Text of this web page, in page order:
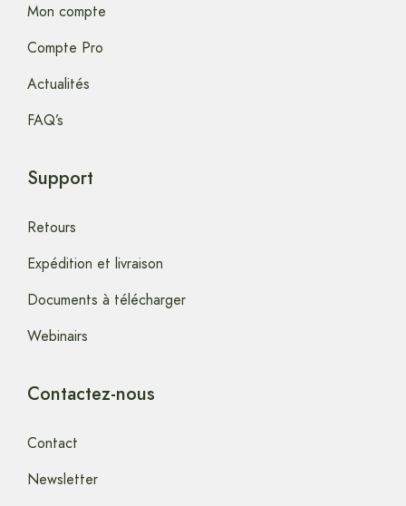
Mon compte
Compte Pro
Actualités
FAQ’s
Support
Retours
Expédition et livraison
Documents à télécharger
Webinairs
Contactez-nous
Contact
Newsletter